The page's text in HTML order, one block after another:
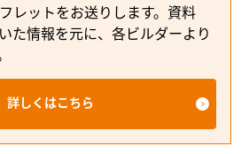
レットをお送りします。資料
た情報を元に、各ビルダーより
詳しくはこちら